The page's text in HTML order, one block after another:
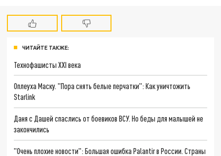
ЧИТАЙТЕ ТАКЖЕ:
Технофашисты XXI века
Оплеуха Маску. "Пора снять белые перчатки": Как уничтожить
Starlink
Даня с Дашей спаслись от боевиков ВСУ. Но беды для малышей не
закончились
"Очень плохие новости": Большая ошибка Palantir в России. Страны